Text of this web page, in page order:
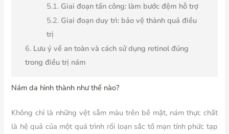
Giai đoạn tấn công: làm bước đệm hỗ trợ
Giai đoạn duy trì: bảo vệ thành quả điều
trị
Lưu ý về an toàn và cách sử dụng retinol đúng
trong điều trị nám
Nám da hình thành như thế nào?
Không chỉ là những vệt sẫm màu trên bề mặt, nám thực chất
là hệ quả của một quá trình rối loạn sắc tố mạn tính phức tạp